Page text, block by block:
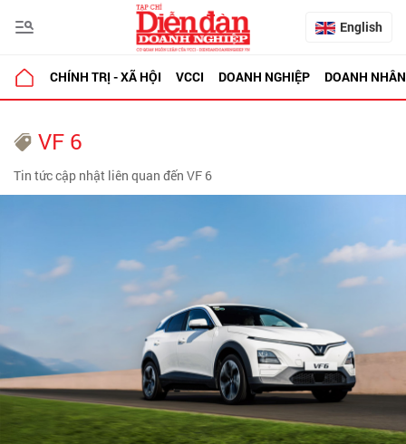
English
CHÍNH TRỊ - XÃ HỘI VCCI DOANH NGHIỆP DOANH NHÂN
VF 6
Tin tức cập nhật liên quan đến VF 6